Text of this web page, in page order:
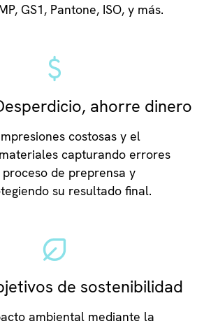
GS1, Pantone, ISO, y más.
ahorre dinero
costosas y el
capturando errores
de preprensa y
su resultado final.
de sostenibilidad
ambiental mediante la